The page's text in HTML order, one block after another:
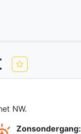
NW.
Zonsondergang: